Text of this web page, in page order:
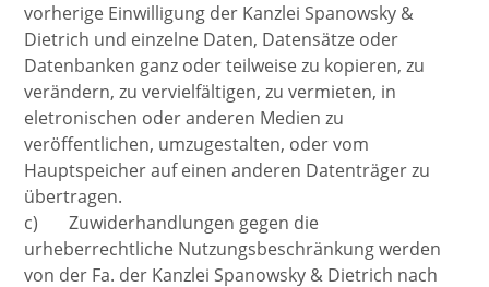
vorherige Einwilligung der Kanzlei Spanowsky &
Dietrich und einzelne Daten, Datensätze oder
Datenbanken ganz oder teilweise zu kopieren, zu
verändern, zu vervielfältigen, zu vermieten, in
eletronischen oder anderen Medien zu
veröffentlichen, umzugestalten, oder vom
Hauptspeicher auf einen anderen Datenträger zu
übertragen.
c) Zuwiderhandlungen gegen die
urheberrechtliche Nutzungsbeschränkung werden
von der Fa. der Kanzlei Spanowsky & Dietrich nach